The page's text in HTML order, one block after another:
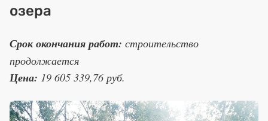
озера
Срок окончания работ: строительство
продолжается
Цена: 19 605 339,76 руб.